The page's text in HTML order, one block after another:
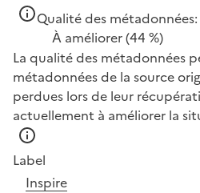
Qualité des métadonnées:
À améliorer(44 %)
La qualité des métadonnées
métadonnées de la source
perdues lors de leur
actuellement à améliorer la
Label
Inspire